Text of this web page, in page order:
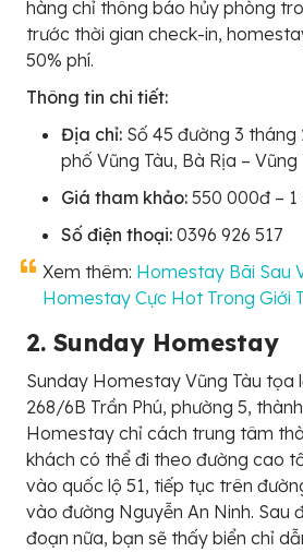
hàng chỉ thông báo hủy phòng
trước thời gian check-in,
50% phí.
Thông tin chi tiết:
Địa chỉ: Số 45 đường 3 tháng
phố Vũng Tàu, Bà Rịa – Vũng
Giá tham khảo: 550 000đ –
Số điện thoại: 0396 926 517
Xem thêm: Homestay Bãi Sau
Homestay Cực Hot Trong Giới
2. Sunday Homestay
Sunday Homestay Vũng Tàu tọa
268/6B Trần Phú, phường 5,
Homestay chỉ cách trung tâm
khách có thể đi theo đường cao
vào quốc lộ 51, tiếp tục trên
vào đường Nguyễn An Ninh. Sau
đoạn nữa, bạn sẽ thấy biển chỉ